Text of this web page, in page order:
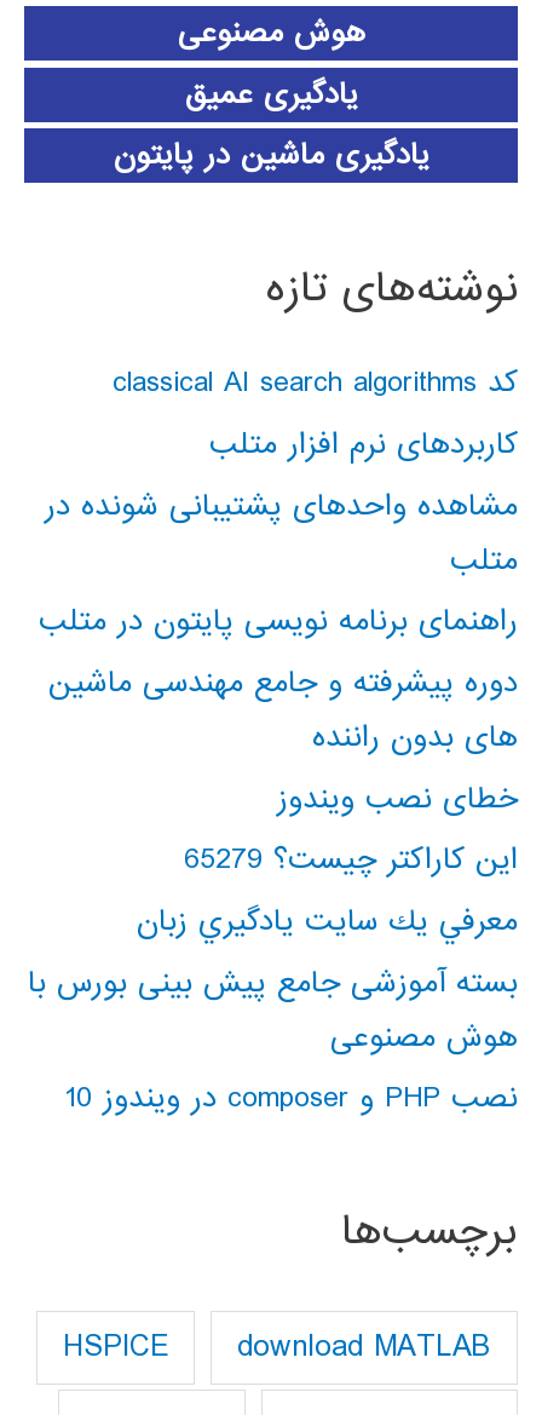
هوش مصنوعی
یادگیری عمیق
یادگیری ماشین در پایتون
نوشته‌های تازه
کد classical AI search algorithms
کاربردهای نرم افزار متلب
مشاهده واحدهای پشتیبانی شونده در
متلب
راهنمای برنامه نویسی پایتون در متلب
دوره پیشرفته و جامع مهندسی ماشین
های بدون راننده
خطای نصب ویندوز
این کاراکتر چیست؟ 65279
معرفي يك سايت يادگيري زبان
بسته آموزشی جامع پیش بینی بورس با
هوش مصنوعی
نصب PHP و composer در ویندوز 10
برچسب‌ها
download MATLAB
HSPICE